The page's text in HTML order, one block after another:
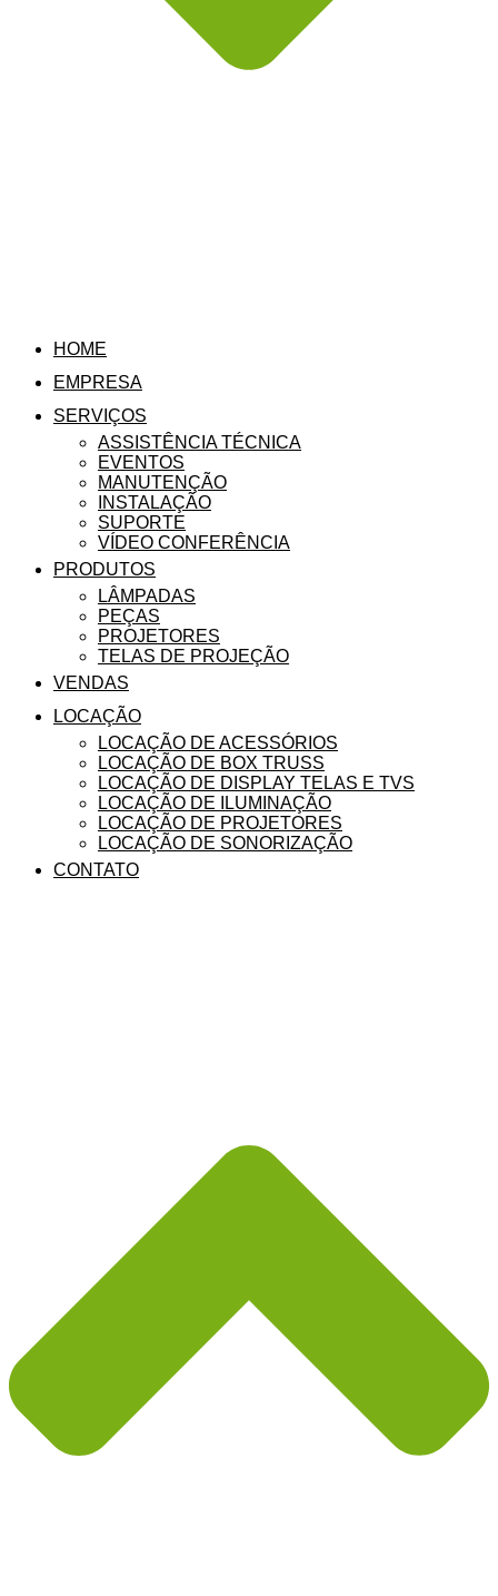
HOME
EMPRESA
SERVIÇOS
ASSISTÊNCIA TÉCNICA
EVENTOS
MANUTENÇÃO
INSTALAÇÃO
SUPORTE
VÍDEO CONFERÊNCIA
PRODUTOS
LÂMPADAS
PEÇAS
PROJETORES
TELAS DE PROJEÇÃO
VENDAS
LOCAÇÃO
LOCAÇÃO DE ACESSÓRIOS
LOCAÇÃO DE BOX TRUSS
LOCAÇÃO DE DISPLAY TELAS E TVS
LOCAÇÃO DE ILUMINAÇÃO
LOCAÇÃO DE PROJETORES
LOCAÇÃO DE SONORIZAÇÃO
CONTATO